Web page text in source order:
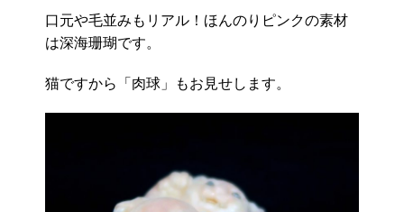
口元や毛並みもリアル！ほんのりピンクの素材
は深海珊瑚です。
猫ですから「肉球」もお見せします。